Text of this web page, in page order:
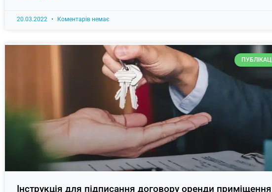
20.03.2022 Коментарів немає
ПУБЛІКАЦІЇ
Інструкція для підписання договору оренди приміщення